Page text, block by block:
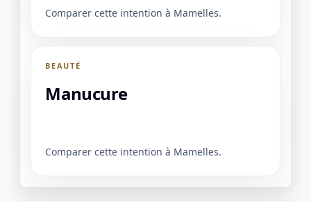
Comparer cette intention à Mamelles.
BEAUTÉ
Manucure
Comparer cette intention à Mamelles.